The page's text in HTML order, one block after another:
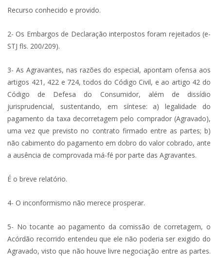
Recurso conhecido e provido.
2- Os Embargos de Declaração interpostos foram rejeitados (e-
STJ fls. 200/209).
3- As Agravantes, nas razões do especial, apontam ofensa aos
artigos 421, 422 e 724, todos do Código Civil, e ao artigo 42 do
Código de Defesa do Consumidor, além de dissídio
jurisprudencial, sustentando, em síntese: a) legalidade do
pagamento da taxa decorretagem pelo comprador (Agravado),
uma vez que previsto no contrato firmado entre as partes; b)
não cabimento do pagamento em dobro do valor cobrado, ante
a ausência de comprovada má-fé por parte das Agravantes.
É o breve relatório.
4- O inconformismo não merece prosperar.
5- No tocante ao pagamento da comissão de corretagem, o
Acórdão recorrido entendeu que ele não poderia ser exigido do
Agravado, visto que não houve livre negociação entre as partes.